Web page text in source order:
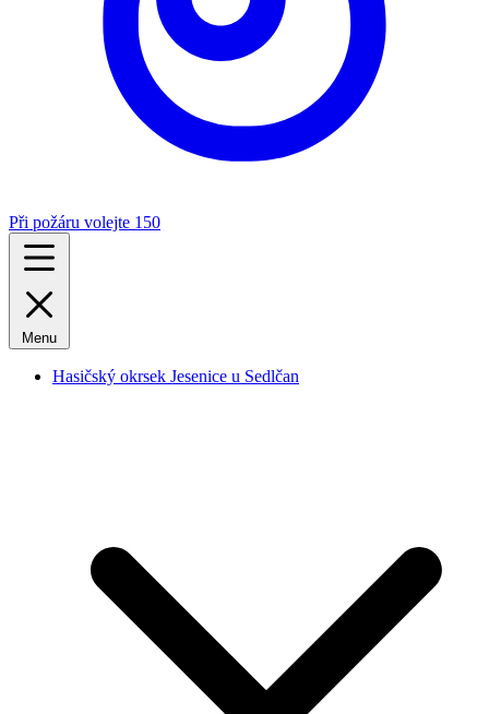
Při požáru volejte 150
Menu
Hasičský okrsek Jesenice u Sedlčan